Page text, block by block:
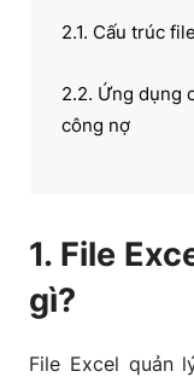
2.1. Cấu trúc
2.2. Ứng dụng
công nợ
1. File
gì?
File Excel quản